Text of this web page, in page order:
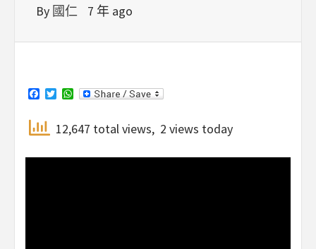
By 國仁 7 年 ago
Facebook
TwitterWhatsApp
12,647 total views, 2 views today